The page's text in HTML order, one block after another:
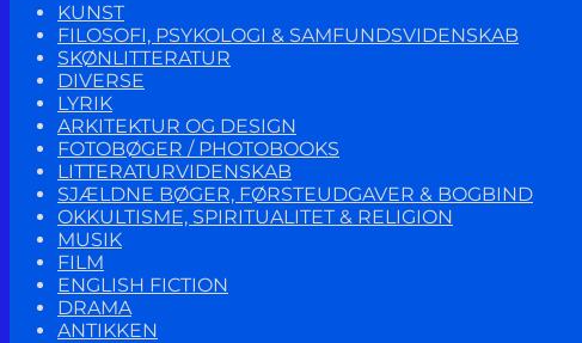
KUNST
FILOSOFI, PSYKOLOGI & SAMFUNDSVIDENSKAB
SKØNLITTERATUR
DIVERSE
LYRIK
ARKITEKTUR OG DESIGN
FOTOBØGER / PHOTOBOOKS
LITTERATURVIDENSKAB
SJÆLDNE BØGER, FØRSTEUDGAVER & BOGBIND
OKKULTISME, SPIRITUALITET & RELIGION
MUSIK
FILM
ENGLISH FICTION
DRAMA
ANTIKKEN